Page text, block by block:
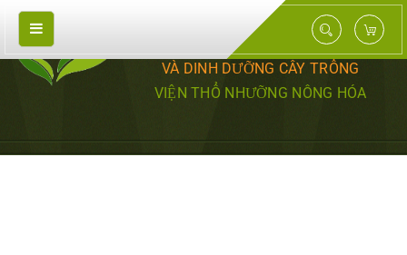
TRUNG TÂM NGHIÊN CỨU PHÂN BÓN
VÀ DINH DƯỠNG CÂY TRỒNG
VIỆN THỔ NHƯỠNG NÔNG HÓA